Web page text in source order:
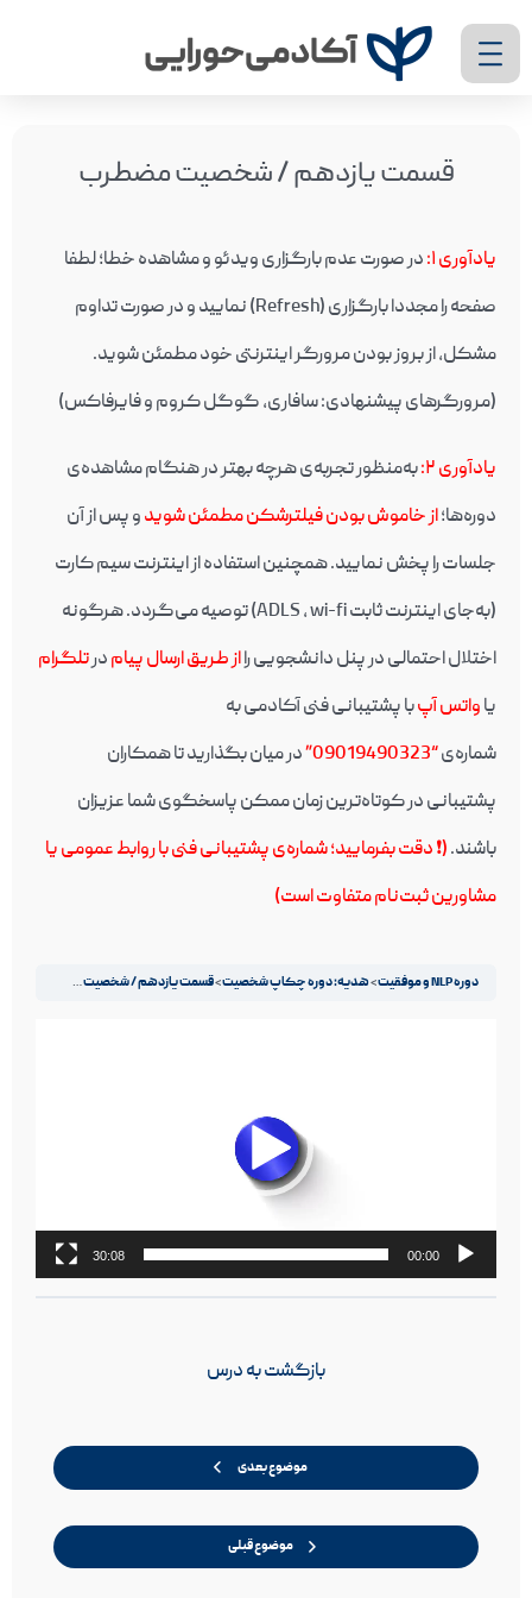
قسمت یازدهم / شخصیت مضطرب
یادآوری ۱ :در صورت عدم بارگزاری ویدئو و مشاهده خطا؛ لطفا
صفحه را مجددا بارگزاری (Refresh) نمایید و در صورت تداوم
مشکل، از بروز بودن مرورگر اینترنتی خود مطمئن شوید.
(مرورگرهای پیشنهادی: سافاری، گوگل کروم و فایرفاکس)
یادآوری ۲ :به‌منظور تجربه‌ی هرچه بهتر در هنگام مشاهده‌ی
دوره‌ها؛از خاموش بودن فیلترشکن مطمئن شویدو پس از آن
جلسات را پخش نمایید. همچنین استفاده از اینترنت سیم کارت
(به‌جای اینترنت ثابت ADLS , wi-fi) توصیه می‌گردد. هرگونه
اختلال احتمالی در پنل دانشجویی رااز طریق ارسال پیامدرتلگرام
یاواتس آپبا پشتیبانی فنی آکادمی به
شماره‌ی“09019490323”
در میان بگذارید تا همکاران
پشتیبانی در کوتاه‌ترین زمان ممکن پاسخگوی شما عزیزان
باشند.(❗️ دقت بفرمایید؛ شماره‌ی پشتیبانی فنی با روابط عمومی یا
مشاورین ثبت‌نام متفاوت است)
دوره NLP و موفقیت هدیه: دوره چکاپ شخصیت قسمت یازدهم / شخصیت مضطرب
00:00
30:08
موضوع قبلی
بازگشت به درس
موضوع بعدی